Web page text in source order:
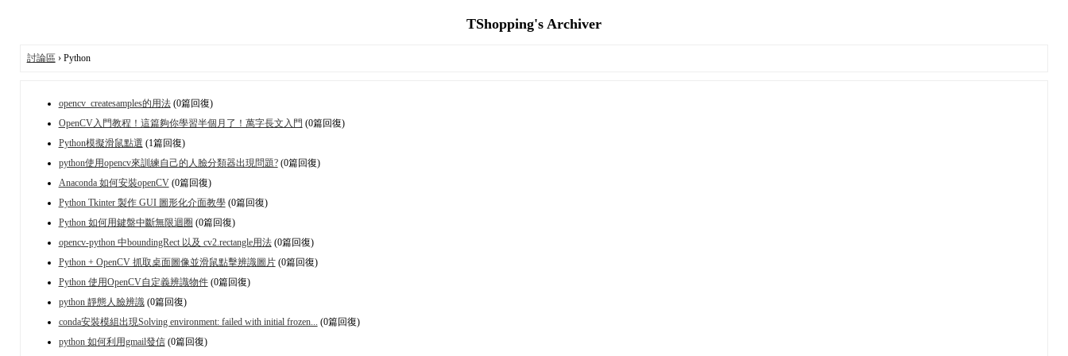
TShopping's Archiver
討論區 › Python
opencv_createsamples的用法(0篇回復)
OpenCV入門教程！這篇夠你學習半個月了！萬字長文入門 (0篇回復)
Python模擬滑鼠點選 (1篇回復)
python使用opencv來訓練自己的人臉分類器出現問題?(0篇回復)
Anaconda 如何安裝openCV(0篇回復)
Python Tkinter 製作 GUI 圖形化介面教學(0篇回復)
Python 如何用鍵盤中斷無限迴圈 (0篇回復)
opencv-python 中boundingRect 以及 cv2.rectangle用法(0篇回復)
Python + OpenCV 抓取桌面圖像並滑鼠點擊辨識圖片(0篇回復)
Python 使用OpenCV自定義辨識物件(0篇回復)
python 靜態人臉辨識(0篇回復)
conda安裝模組出現Solving environment: failed with initial frozen... (0篇回復)
python 如何利用gmail發信(0篇回復)